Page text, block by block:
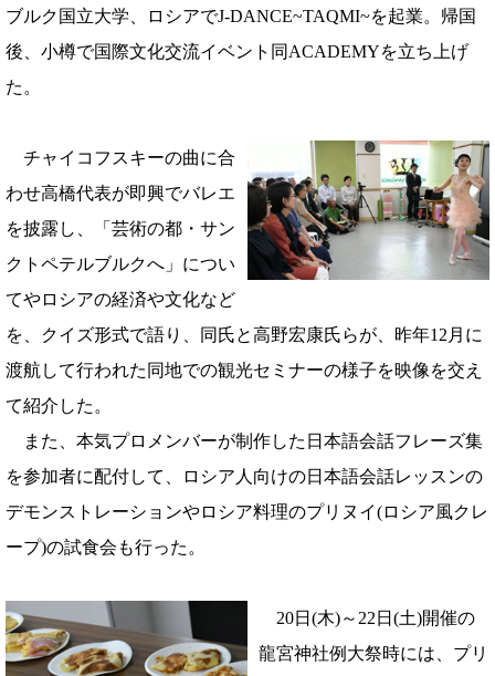
ブルク国立大学、ロシアでJ-DANCE~TAQMI~を起業。帰国
後、小樽で国際文化交流イベント同ACADEMYを立ち上げ
た。
チャイコフスキーの曲に合
わせ高橋代表が即興でバレエ
を披露し、「芸術の都・サン
クトペテルブルクへ」につい
てやロシアの経済や文化など
を、クイズ形式で語り、同氏と高野宏康氏らが、昨年12月に
渡航して行われた同地での観光セミナーの様子を映像を交え
て紹介した。
また、本気プロメンバーが制作した日本語会話フレーズ集
を参加者に配付して、ロシア人向けの日本語会話レッスンの
デモンストレーションやロシア料理のプリヌイ(ロシア風クレ
ープ)の試食会も行った。
20日(木)～22日(土)開催の
龍宮神社例大祭時には、プリ